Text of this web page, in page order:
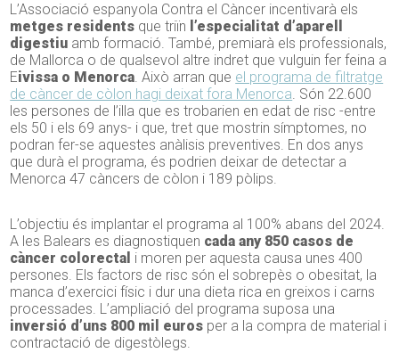
L’Associació espanyola Contra el Càncer incentivarà els
metges residents que triïn l’especialitat d’aparell
digestiu amb formació. També, premiarà els professionals,
de Mallorca o de qualsevol altre indret que vulguin fer feina a
Eivissa o Menorca. Això arran que el programa de filtratge
de càncer de còlon hagi deixat fora Menorca. Són 22.600
les persones de l’illa que es trobarien en edat de risc -entre
els 50 i els 69 anys- i que, tret que mostrin símptomes, no
podran fer-se aquestes anàlisis preventives. En dos anys
que durà el programa, és podrien deixar de detectar a
Menorca 47 càncers de còlon i 189 pòlips.
L’objectiu és implantar el programa al 100% abans del 2024.
A les Balears es diagnostiquen cada any 850 casos de
càncer colorectal i moren per aquesta causa unes 400
persones. Els factors de risc són el sobrepès o obesitat, la
manca d’exercici físic i dur una dieta rica en greixos i carns
processades. L’ampliació del programa suposa una
inversió d’uns 800 mil euros per a la compra de material i
contractació de digestòlegs.